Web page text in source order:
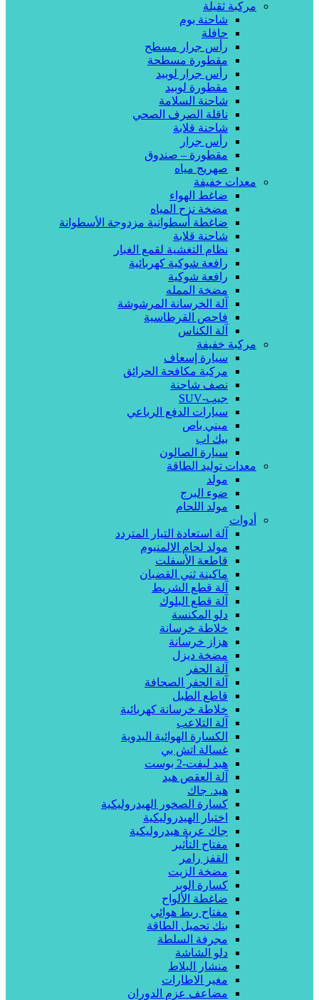
مركبة ثقيلة
شاحنة بوم
حافلة
رأس جرار مسطح
مقطورة مسطحة
رأس جرار لوبيد
مقطورة لوبيد
شاحنة السلامة
ناقلة الصرف الصحي
شاحنة قلابة
رأس جرار
مقطورة – صندوق
صهريج مياه
معدات خفيفة
ضاغط الهواء
مضخة نزح المياه
ضاغطة أسطوانية مزدوجة الأسطوانة
شاحنة قلابة
نظام التغشية لقمع الغبار
رافعة شوكية كهربائية
رافعة شوكية
مضخة الممله
آلة الخرسانة المرشوشة
فاحص القرطاسية
آلة الكناس
مركبة خفيفة
سيارة إسعاف
مركبة مكافحة الحرائق
نصف شاحنة
جيب-SUV
سيارات الدفع الرباعي
ميني باص
بيك اب
سيارة الصالون
معدات توليد الطاقة
مولد
ضوء البرج
مولد اللحام
أدوات
آلة استعادة التيار المتردد
مولد لحام الالمنيوم
قاطعة الأسفلت
ماكينة ثني القضبان
آلة قطع الشريط
آلة قطع البلوك
دلو المكنسة
خلاطة خرسانة
هزاز خرسانة
مضخة ديزل
آلة الحفر
آلة الحفر الصحافة
قاطع الطبل
خلاطة خرسانة كهربائية
آلة التلاعب
الكسارة الهوائية اليدوية
غسالة اتش بي
هيد ليفت-2 بوست
آلة العقص هيد
هيد. جاك
كسارة الصخور الهيدروليكية
اختبار الهيدروليكية
جاك عربة هيدروليكية
مفتاح التأثير
القفز رامر
مضخة الزيت
كسارة الوبر
ضاغطة الألواح
مفتاح ربط هوائي
بنك تحميل الطاقة
مجرفة السلطة
دلو الشاشة
منشار البلاط
مغير الاطارات
مضاعف عزم الدوران